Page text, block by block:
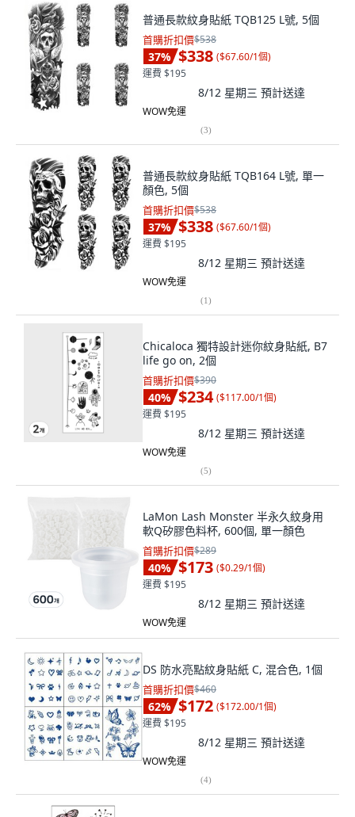
普通長款紋身貼紙 TQB125 L號, 5個
首購折扣價$538
37% $338 ($67.60/1個)
運費 $195
8/12 星期三 預計送達
WOW免運
(3)
普通長款紋身貼紙 TQB164 L號, 單一
顏色, 5個
首購折扣價$538
37% $338 ($67.60/1個)
運費 $195
8/12 星期三 預計送達
WOW免運
(1)
Chicaloca 獨特設計迷你紋身貼紙, B7
life go on, 2個
首購折扣價$390
40% $234 ($117.00/1個)
運費 $195
8/12 星期三 預計送達
WOW免運
(5)
LaMon Lash Monster 半永久紋身用
軟Q矽膠色料杯, 600個, 單一顏色
首購折扣價$289
40% $173 ($0.29/1個)
運費 $195
8/12 星期三 預計送達
WOW免運
DS 防水亮點紋身貼紙 C, 混合色, 1個
首購折扣價$460
62% $172 ($172.00/1個)
運費 $195
8/12 星期三 預計送達
WOW免運
(4)